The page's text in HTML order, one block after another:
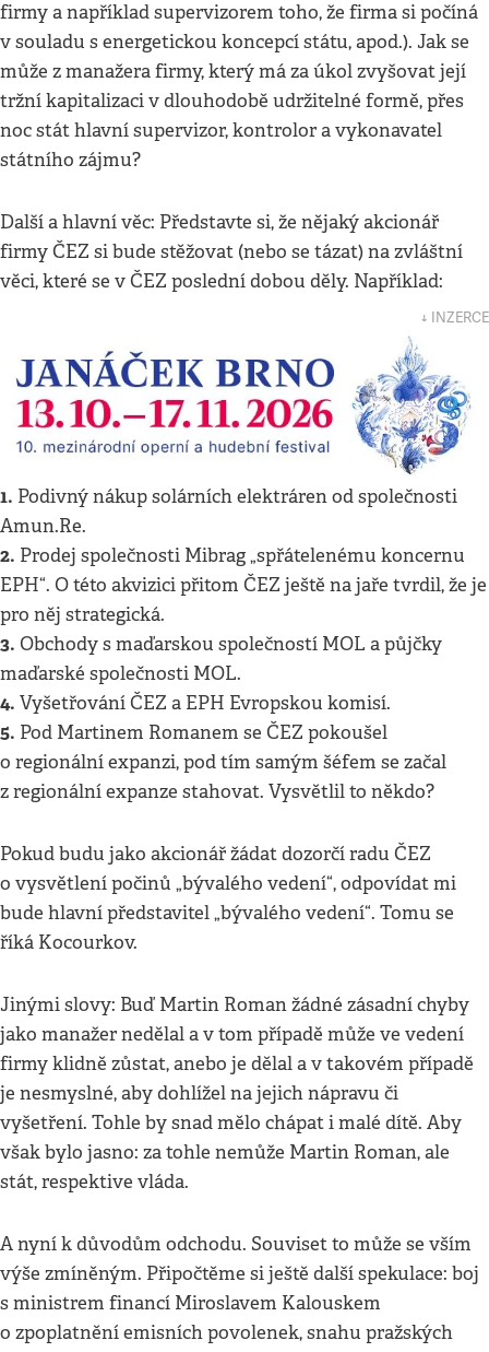
firmy a například supervizorem toho, že firma si počíná
v souladu s energetickou koncepcí státu, apod.). Jak se
může z manažera firmy, který má za úkol zvyšovat její
tržní kapitalizaci v dlouhodobě udržitelné formě, přes
noc stát hlavní supervizor, kontrolor a vykonavatel
státního zájmu?
Další a hlavní věc: Představte si, že nějaký akcionář
firmy ČEZ si bude stěžovat (nebo se tázat) na zvláštní
věci, které se v ČEZ poslední dobou děly. Například:
↓ INZERCE
1. Podivný nákup solárních elektráren od společnosti
Amun.Re.
2. Prodej společnosti Mibrag „spřátelenému koncernu
EPH“. O této akvizici přitom ČEZ ještě na jaře tvrdil, že je
pro něj strategická.
3. Obchody s maďarskou společností MOL a půjčky
maďarské společnosti MOL.
4. Vyšetřování ČEZ a EPH Evropskou komisí.
5. Pod Martinem Romanem se ČEZ pokoušel
o regionální expanzi, pod tím samým šéfem se začal
z regionální expanze stahovat. Vysvětlil to někdo?
Pokud budu jako akcionář žádat dozorčí radu ČEZ
o vysvětlení počinů „bývalého vedení“, odpovídat mi
bude hlavní představitel „bývalého vedení“. Tomu se
říká Kocourkov.
Jinými slovy: Buď Martin Roman žádné zásadní chyby
jako manažer nedělal a v tom případě může ve vedení
firmy klidně zůstat, anebo je dělal a v takovém případě
je nesmyslné, aby dohlížel na jejich nápravu či
vyšetření. Tohle by snad mělo chápat i malé dítě. Aby
však bylo jasno: za tohle nemůže Martin Roman, ale
stát, respektive vláda.
A nyní k důvodům odchodu. Souviset to může se vším
výše zmíněným. Připočtěme si ještě další spekulace: boj
s ministrem financí Miroslavem Kalouskem
o zpoplatnění emisních povolenek, snahu pražských